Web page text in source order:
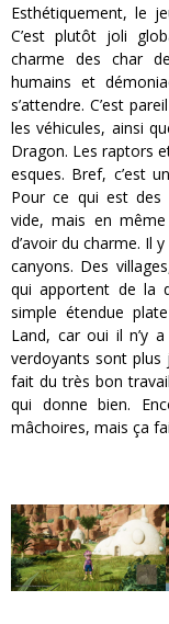
Esthétiquement, le
C’est plutôt joli
charme des char
humains et
s’attendre. C’est
les véhicules, ainsi
Dragon. Les raptors
esques. Bref, c’est
Pour ce qui est des
vide, mais en même
d’avoir du charme. Il
canyons. Des
qui apportent de la
simple étendue
Land, car oui il n’y
verdoyants sont plus
fait du très bon
qui donne bien.
mâchoires, mais ça